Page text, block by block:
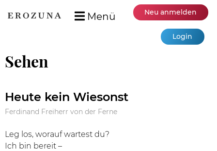
Menü Neu anmelden
Login
Sehen
Heute kein Wiesonst
Ferdinand Freiherr von der Ferne
Leg los, worauf wartest du?
Ich bin bereit –